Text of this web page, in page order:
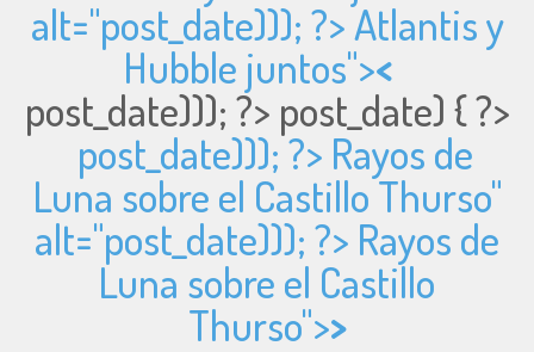
alt="post_date))); ?> Atlantis y
Hubble juntos"><
post_date))); ?> post_date) { ?>
post_date))); ?> Rayos de
Luna sobre el Castillo Thurso"
alt="post_date))); ?> Rayos de
Luna sobre el Castillo
Thurso">>